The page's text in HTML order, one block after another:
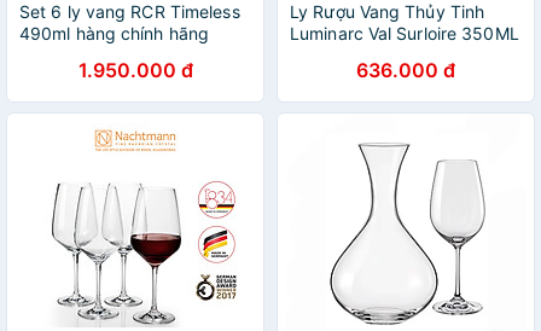
Set 6 ly vang RCR Timeless
490ml hàng chính hãng
1.950.000 đ
Ly Rượu Vang Thủy Tinh
Luminarc Val Surloire 350ML
636.000 đ